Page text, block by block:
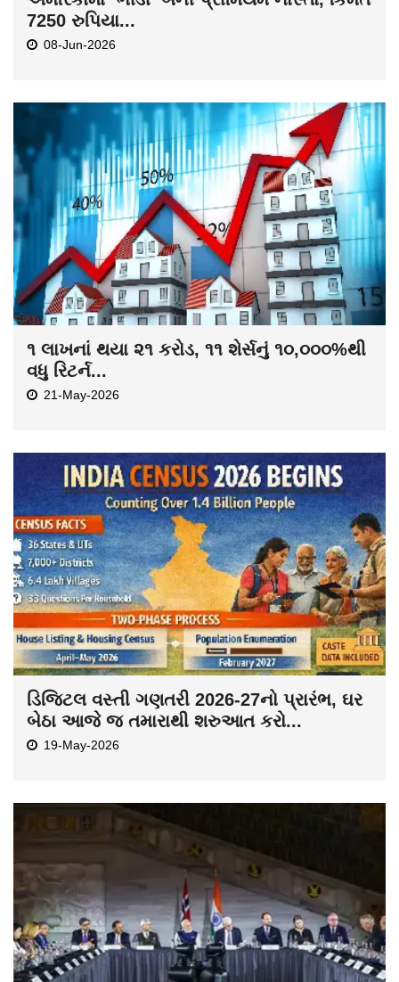
7250 રુપિયા...
08-Jun-2026
૧ લાખનાં થયા ૨૧ કરોડ, ૧૧ શેર્સનું ૧૦,૦૦૦%થી
વધુ રિટર્ન...
21-May-2026
ડિજિટલ વસ્તી ગણતરી 2026-27નો પ્રારંભ, ઘર
બેઠા આજે જ તમારાથી શરુઆત કરો...
19-May-2026